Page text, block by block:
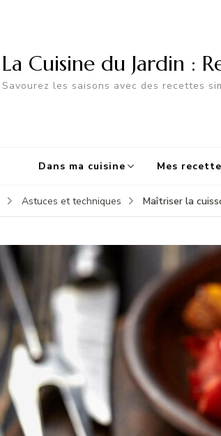
La Cuisine du Jardin :
Savourez les saisons avec des recettes
Dans ma cuisine Mes
Astuces et techniques Maîtriser la